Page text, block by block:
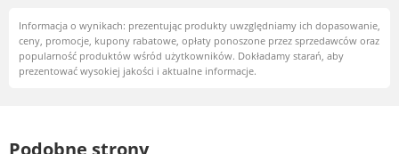
Informacja o wynikach: prezentując produkty uwzględniamy ich dopasowanie,
ceny, promocje, kupony rabatowe, opłaty ponoszone przez sprzedawców oraz
popularność produktów wśród użytkowników. Dokładamy starań, aby
prezentować wysokiej jakości i aktualne informacje.
Podobne strony